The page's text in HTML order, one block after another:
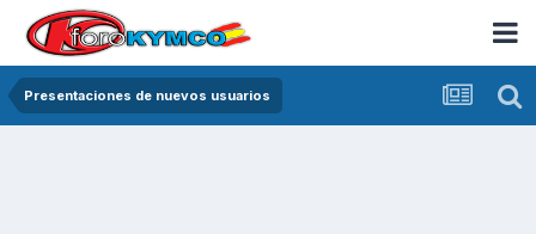
Presentaciones de nuevos usuarios